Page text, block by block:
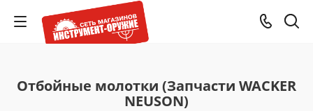
Отбойные молотки (Запчасти WACKER
NEUSON)